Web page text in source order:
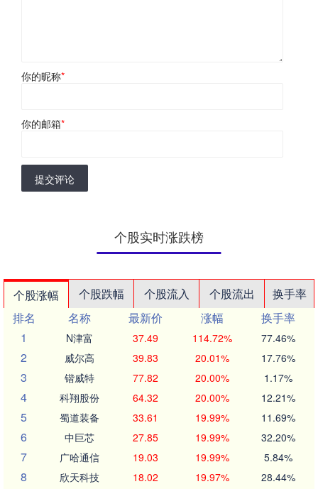
你的昵称*
你的邮箱*
提交评论
个股实时涨跌榜
个股涨幅 个股跌幅 个股流入 个股流出
换手率
排名
名称 最新价 涨幅
换手率
1
N津富 37.49 114.72% 77.46%
2 威尔高 39.83 20.01% 17.76%
3 锴威特 77.82 20.00% 1.17%
4 科翔股份 64.32 20.00% 12.21%
5 蜀道装备 33.61 19.99% 11.69%
6 中巨芯 27.85 19.99% 32.20%
7 广哈通信 19.03 19.99% 5.84%
8 欣天科技 18.02 19.97% 28.44%